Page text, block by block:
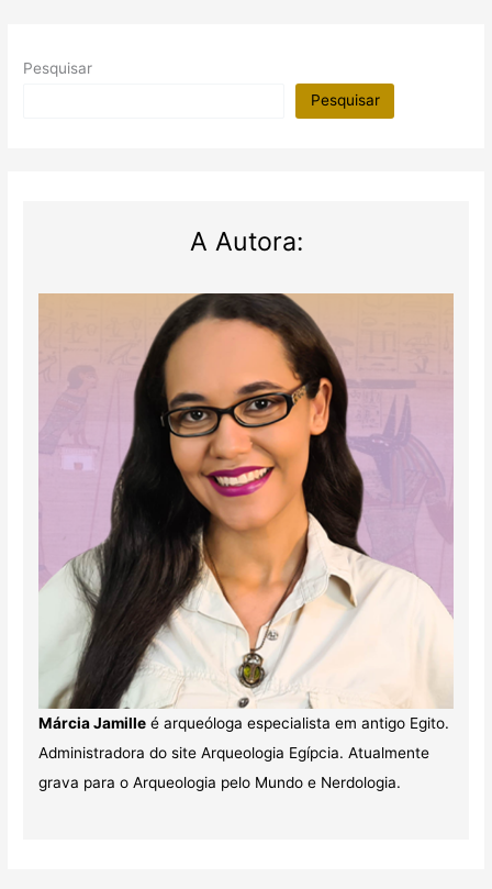
Pesquisar
Pesquisar
A Autora:
Márcia Jamilleé arqueóloga especialista em antigo Egito.
Administradora do site Arqueologia Egípcia. Atualmente
grava para o Arqueologia pelo Mundo e Nerdologia.